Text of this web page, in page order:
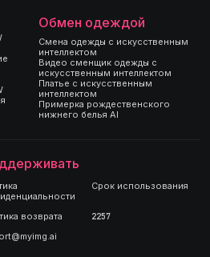
Обмен одеждой
Смена одежды с искусственным
интеллектом
Видео сменщик одежды с
искусственным интеллектом
Платье с искусственным
интеллектом
Примерка рождественского
нижнего белья AI
Срок использования
возврата
2257